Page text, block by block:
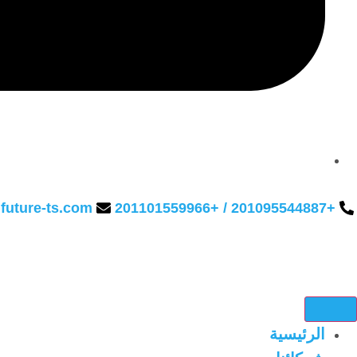
+201095544887 / +201101559966
ts.com
الرئيسية